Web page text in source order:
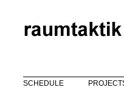
SCHEDULE